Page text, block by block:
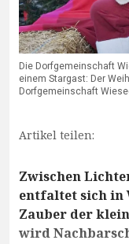
Die Dorfgemeinschaft
einem Stargast: Der
Dorfgemeinschaft
Artikel teilen:
Zwischen
entfaltet sich in
Zauber der
wird